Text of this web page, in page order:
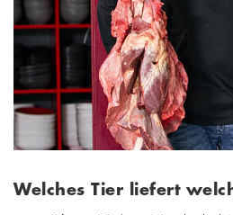
Welches Tier liefert